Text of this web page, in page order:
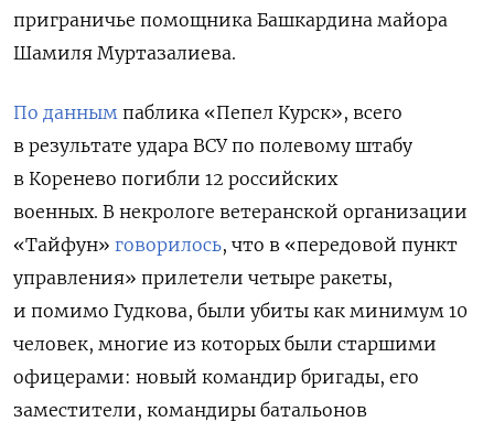
приграничье помощника Башкардина майора
Шамиля Муртазалиева.
По данным паблика «Пепел Курск», всего
в результате удара ВСУ по полевому штабу
в Коренево погибли 12 российских
военных. В некрологе ветеранской организации
«Тайфун» говорилось, что в «передовой пункт
управления» прилетели четыре ракеты,
и помимо Гудкова, были убиты как минимум 10
человек, многие из которых были старшими
офицерами: новый командир бригады, его
заместители, командиры батальонов